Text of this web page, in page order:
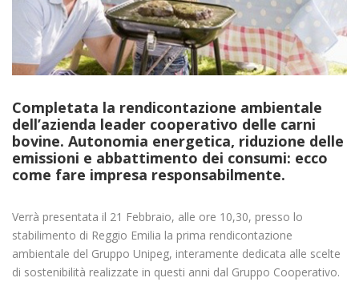
Completata la rendicontazione ambientale
dell’azienda leader cooperativo delle carni
bovine. Autonomia energetica, riduzione delle
emissioni e abbattimento dei consumi: ecco
come fare impresa responsabilmente.
Verrà presentata il 21 Febbraio, alle ore 10,30, presso lo
stabilimento di Reggio Emilia la prima rendicontazione
ambientale del Gruppo Unipeg, interamente dedicata alle scelte
di sostenibilità realizzate in questi anni dal Gruppo Cooperativo.